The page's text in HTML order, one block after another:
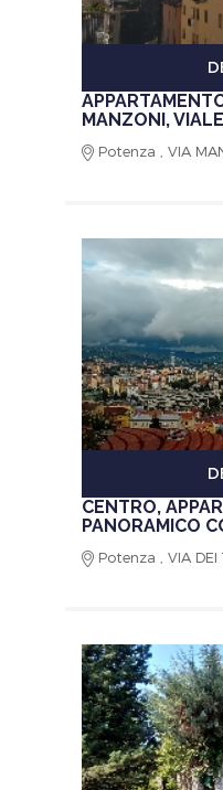
MANZONI,
Potenza , VIA
CENTRO,
PANORAMICO
Potenza , VIA DEI